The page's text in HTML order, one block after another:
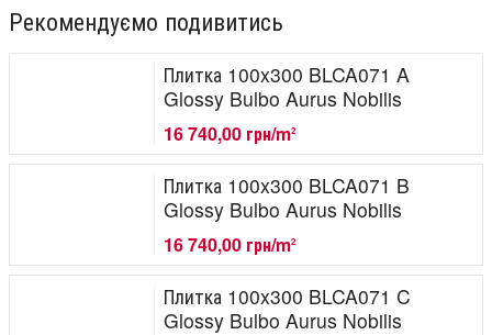
Рекомендуємо подивитись
Плитка 100x300 BLCA071 A
Glossy Bulbo Aurus Nobilis
16 740,00 грн/m2
Плитка 100x300 BLCA071 B
Glossy Bulbo Aurus Nobilis
16 740,00 грн/m2
Плитка 100x300 BLCA071 C
Glossy Bulbo Aurus Nobilis